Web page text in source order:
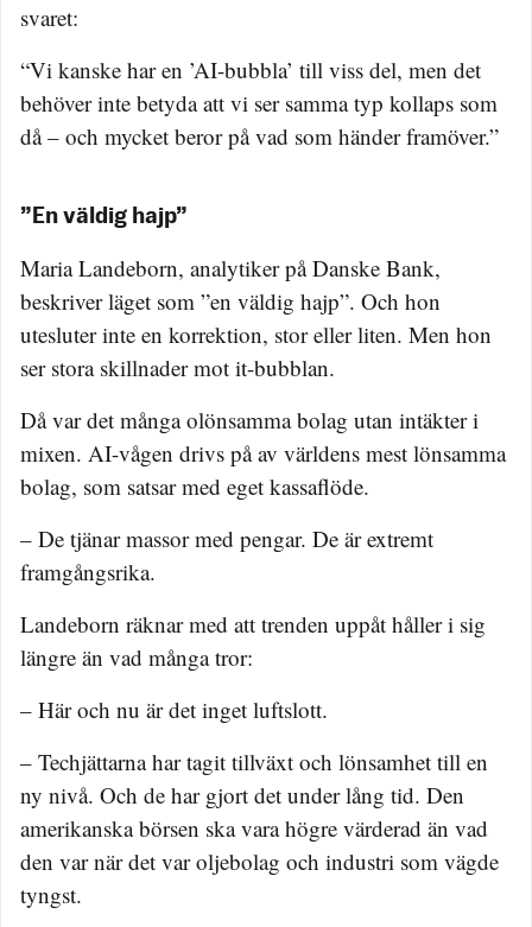
svaret:
“Vi kanske har en ’AI-bubbla’ till viss del, men det
behöver inte betyda att vi ser samma typ kollaps som
då – och mycket beror på vad som händer framöver.”
”En väldig hajp”
Maria Landeborn, analytiker på Danske Bank,
beskriver läget som ”en väldig hajp”. Och hon
utesluter inte en korrektion, stor eller liten. Men hon
ser stora skillnader mot it-bubblan.
Då var det många olönsamma bolag utan intäkter i
mixen. AI-vågen drivs på av världens mest lönsamma
bolag, som satsar med eget kassaflöde.
– De tjänar massor med pengar. De är extremt
framgångsrika.
Landeborn räknar med att trenden uppåt håller i sig
längre än vad många tror:
– Här och nu är det inget luftslott.
– Techjättarna har tagit tillväxt och lönsamhet till en
ny nivå. Och de har gjort det under lång tid. Den
amerikanska börsen ska vara högre värderad än vad
den var när det var oljebolag och industri som vägde
tyngst.